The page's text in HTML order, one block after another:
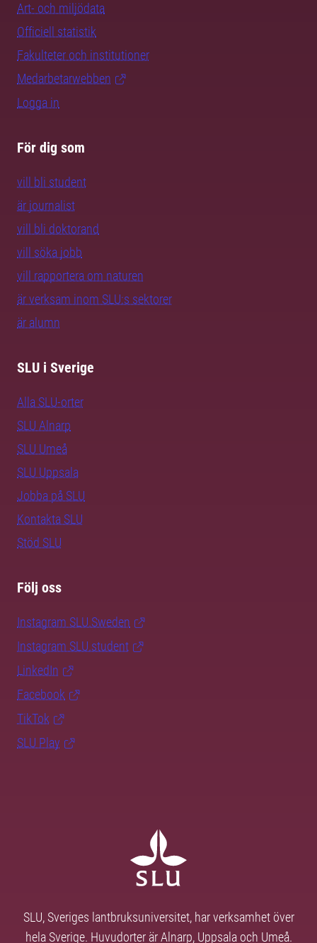
Art- och miljödata
Officiell statistik
Fakulteter och institutioner
Medarbetarwebben
Logga in
För dig som
vill bli student
är journalist
vill bli doktorand
vill söka jobb
vill rapportera om naturen
är verksam inom SLU:s sektorer
är alumn
SLU i Sverige
Alla SLU-orter
SLU Alnarp
SLU Umeå
SLU Uppsala
Jobba på SLU
Kontakta SLU
Stöd SLU
Följ oss
Instagram SLU.Sweden
Instagram SLU.student
LinkedIn
Facebook
TikTok
SLU Play
SLU, Sveriges lantbruksuniversitet, har verksamhet över
hela Sverige. Huvudorter är Alnarp, Uppsala och Umeå.